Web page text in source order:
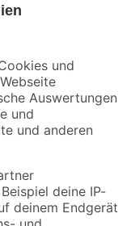
mehr verpassen!